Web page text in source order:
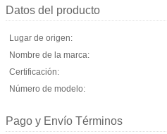
Datos del producto
Lugar de origen:
Nombre de la marca:
Certificación:
Número de modelo:
Pago y Envío Términos